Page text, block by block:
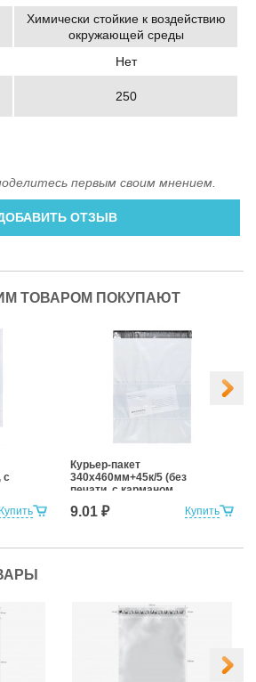
Химически стойкие к воздействию
окружающей среды
Нет
250
первым своим мнением.
ОТЗЫВ
ТОВАРОМ ПОКУПАЮТ
Купить
с
Купить
Курьер-пакет
340х460мм+45к/5 (без
печати, с карманом
сопроводительной
документации)
9.01 ₽